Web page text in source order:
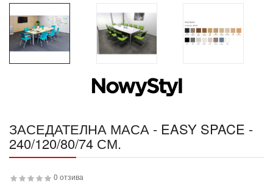
ЗАСЕДАТЕЛНА МАСА - EASY SPACE -
240/120/80/74 СМ.
0 отзива